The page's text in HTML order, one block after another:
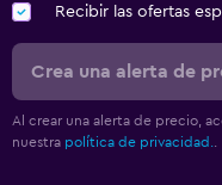
Recibir las ofertas
Crea una alerta de
Al crear una alerta de precio,
nuestra política de privacidad.